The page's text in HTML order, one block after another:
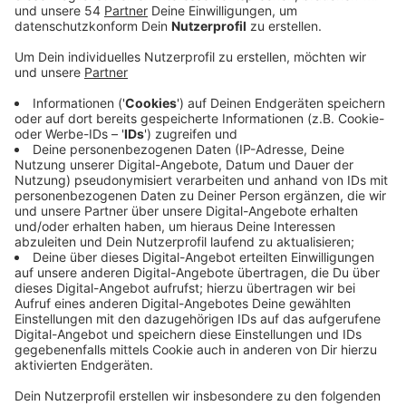
Sie selbst beteuert nach wie vor, das drei Jahre alte
Mädchen nicht getötet zu haben. Die 25-jährige
Angeklagte weise keine Anzeichen für eine krankhafte
Persönlichkeitsstörung auf, so die forensiche
Psychiaterin heute im Prozess am
Mönchengladbacher Landgericht. Sie sei daher voll
schuldfähig. Ihr gegenüber sei die 25-jährige sourverän
und ruhig gewesen, so die Gutachterin. Sie habe zwar
geweint, aber nicht besonders erschüttert gewirkt.
Der Erzieherin wird der Mord an der dreijährigen Greta
vorgeworfen. In einer Kita in Viersen soll sie den
Brustkorb des Mädchens bis zum Atemstillstand
zusammengedrückt haben. Bei den Ermittlungen
kamen außerdem Hinweise auf weitere